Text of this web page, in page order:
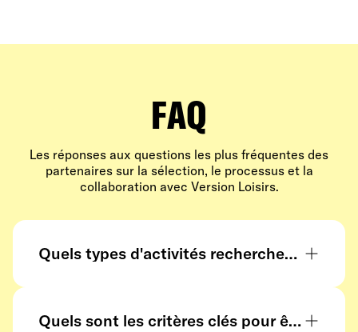
FAQ
Les réponses aux questions les plus fréquentes des
partenaires sur la sélection, le processus et la
collaboration avec Version Loisirs.
Quels types d'activités recherchez-vous ?
loisir, le bien-être, la gastronomie, le tourisme, la
culture, le sport et l'événementiel, dès lors
Quels sont les critères clés pour être